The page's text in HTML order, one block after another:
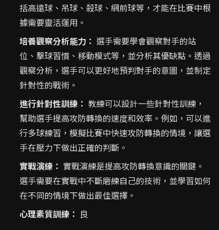
括高遠球、吊球、殺球、網前球等，才能在比賽中根
據需要靈活運用。
培養觀察分析能力： 選手需要學會觀察對手的站
位、擊球習慣、移動模式等，並分析其優缺點。透過
觀察分析，選手可以更好地預判對手的意圖，並制定
針對性的戰術。
進行針對性訓練： 教練可以設計一些針對性訓練，
幫助選手提高攻防轉換的速度和效率。例如，可以進
行多球練習，模擬比賽中快速攻防轉換的情境，讓選
手在壓力下做出正確的判斷。
實戰演練： 實戰演練是提高攻防轉換意識的關鍵。
選手需要在實戰中不斷磨練自己的技術，並學習如何
在不同的情境下做出最佳選擇。
心理素質訓練： 良